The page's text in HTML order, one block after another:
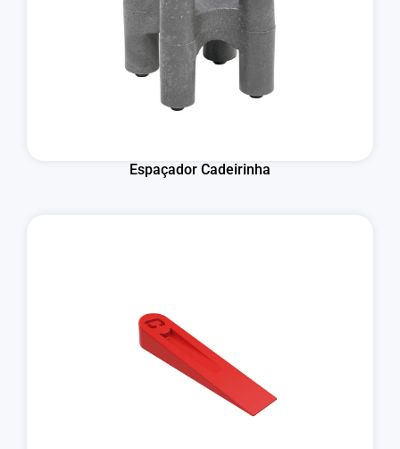
Espaçador Cadeirinha